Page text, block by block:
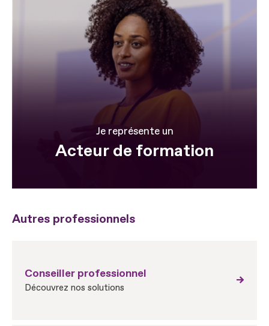
Je représente un
Acteur de formation
Autres professionnels
Conseiller professionnel
Découvrez nos solutions